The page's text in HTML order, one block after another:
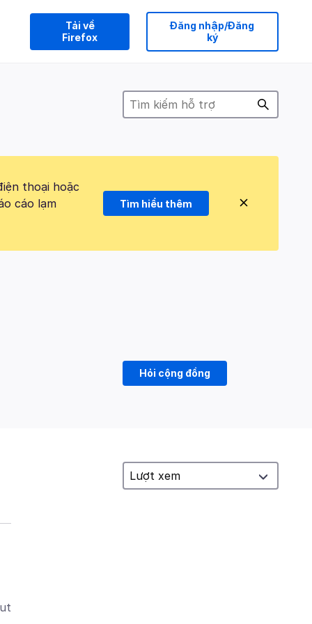
Tải về
Firefox
Đăng nhập/Đăng
ký
thoại hoặc
cáo lạm
Tìm hiểu thêm
Hỏi cộng đồng